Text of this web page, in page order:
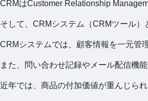
CRMはCustomer Relationship
そして、CRMシステム（CRMツール）
CRMシステムでは、顧客情報を一元管
また、問い合わせ記録やメール配信機
近年では、商品の付加価値が重んじら